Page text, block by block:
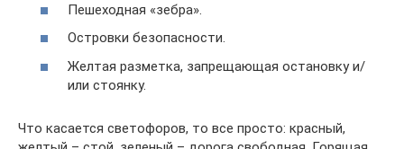
Пешеходная «зебра».
Островки безопасности.
Желтая разметка, запрещающая остановку и/
или стоянку.
Что касается светофоров, то все просто: красный,